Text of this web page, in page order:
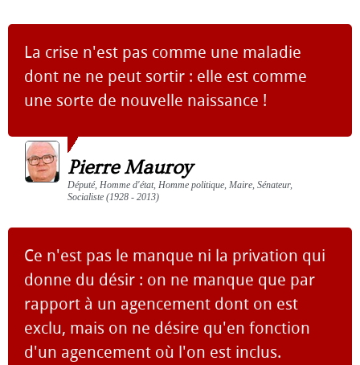
La crise n'est pas comme une maladie
dont ne ne peut sortir : elle est comme
une sorte de nouvelle naissance !
Pierre Mauroy
Député, Homme d'état, Homme politique, Maire, Sénateur,
Socialiste (1928 - 2013)
Ce n'est pas le manque ni la privation qui
donne du désir : on ne manque que par
rapport à un agencement dont on est
exclu, mais on ne désire qu'en fonction
d'un agencement où l'on est inclus.